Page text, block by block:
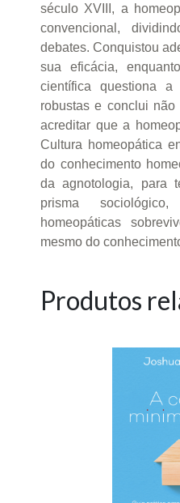
século XVIII, a
convencional,
debates. Conquistou
sua eficácia,
científica questiona a
robustas e conclui
acreditar que a
Cultura homeopática
do conhecimento
da agnotologia, para
prisma
homeopáticas
mesmo do
Produtos